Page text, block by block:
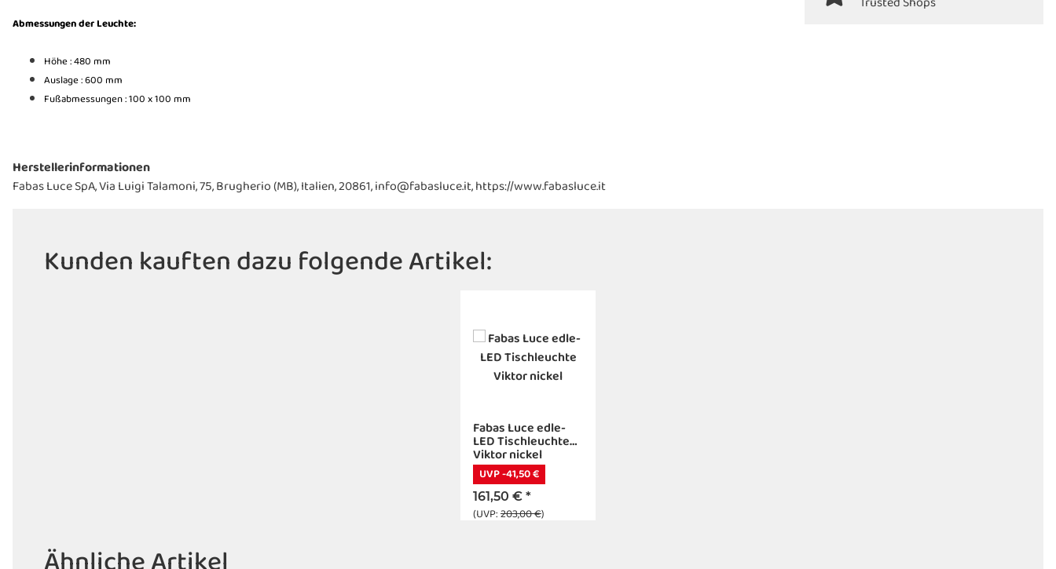
Abmessungen der Leuchte:
Höhe : 480 mm
Auslage : 600 mm
Fußabmessungen : 100 x 100 mm
Herstellerinformationen
Fabas Luce SpA, Via Luigi Talamoni, 75, Brugherio (MB), Italien, 20861, info@fabasluce.it, https://www.fabasluce.it
Kunden kauften dazu folgende Artikel:
Fabas Luce edle-
LED Tischleuchte
Viktor nickel
UVP -41,50 €
161,50 € *
(UVP:203,00 €)